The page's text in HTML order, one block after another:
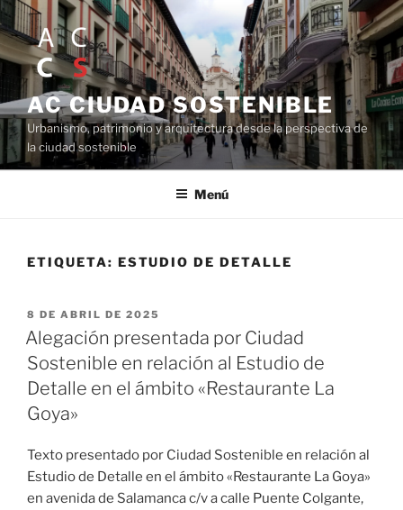
Saltar
al
contenido
AC CIUDAD SOSTENIBLE
Urbanismo, patrimonio y arquitectura desde la perspectiva de
la ciudad sostenible
Menú
ETIQUETA: ESTUDIO DE DETALLE
PUBLICADO
EL
8 DE ABRIL DE 2025
Alegación presentada por Ciudad
Sostenible en relación al Estudio de
Detalle en el ámbito «Restaurante La
Goya»
Texto presentado por Ciudad Sostenible en relación al
Estudio de Detalle en el ámbito «Restaurante La Goya»
en avenida de Salamanca c/v a calle Puente Colgante,